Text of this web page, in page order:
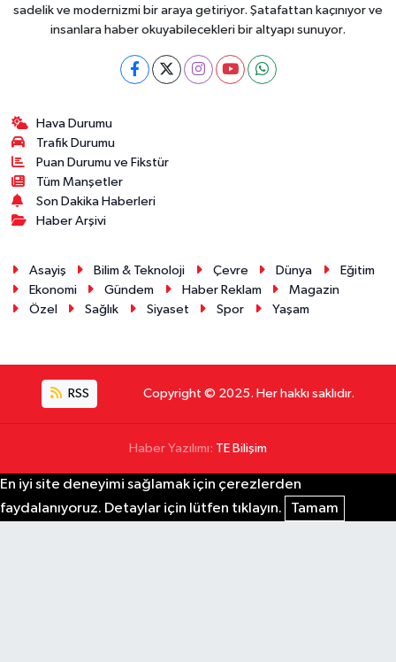
sadelik ve modernizmi bir araya getiriyor. Şatafattan kaçınıyor ve
insanlara haber okuyabilecekleri bir altyapı sunuyor.
Hava Durumu
Trafik Durumu
Puan Durumu ve Fikstür
Tüm Manşetler
Son Dakika Haberleri
Haber Arşivi
Asayiş Bilim & Teknoloji Çevre Dünya
Eğitim
Ekonomi
Gündem Haber Reklam
Magazin
Özel
Sağlık Siyaset Spor Yaşam
RSS Copyright © 2025. Her hakkı saklıdır.
Haber Yazılımı: TE Bilişim
En iyi site deneyimi sağlamak için çerezlerden
faydalanıyoruz. Detaylar için lütfen tıklayın.
Tamam